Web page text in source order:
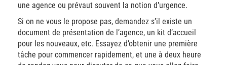
une agence ou prévaut souvent la notion d’urgence.
Si on ne vous le propose pas, demandez s’il existe un
document de présentation de l’agence, un kit d’accueil
pour les nouveaux, etc. Essayez d’obtenir une première
tâche pour commencer rapidement, et une à deux heure